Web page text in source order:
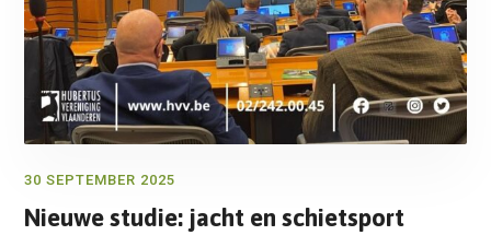
30 SEPTEMBER 2025
Nieuwe studie: jacht en schietsport